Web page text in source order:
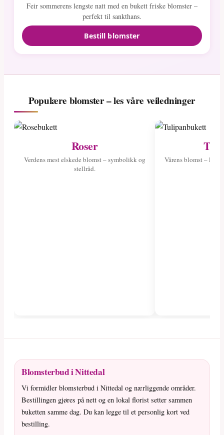
Feir sommerens lengste natt med en bukett friske blomster –
perfekt til sankthans.
Bestill blomster
Populære blomster – les våre veiledninger
Roser
Verdens mest elskede blomst – symbolikk og
stellråd.
Vårens blomst – les
Blomsterbud i Nittedal
Vi formidler blomsterbud i Nittedal og nærliggende områder.
Bestillingen gjøres på nett og en lokal florist setter sammen
buketten samme dag. Du kan legge til et personlig kort ved
bestilling.